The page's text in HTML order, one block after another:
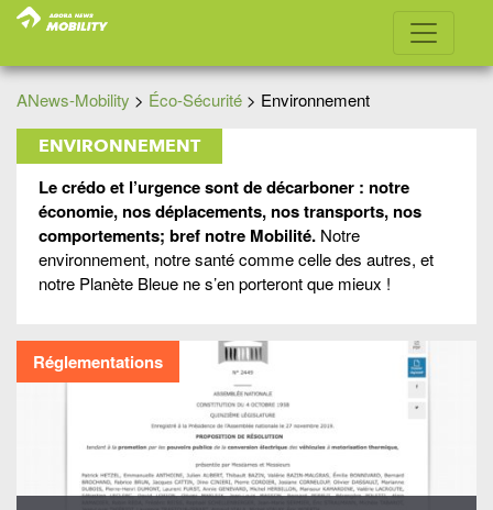
ANews-Mobility > Éco-Sécurité > Environnement
ENVIRONNEMENT
Le crédo et l’urgence sont de décarboner : notre
économie, nos déplacements, nos transports, nos
comportements; bref notre Mobilité. Notre
environnement, notre santé comme celle des autres, et
notre Planète Bleue ne s’en porteront que mieux !
Réglementations